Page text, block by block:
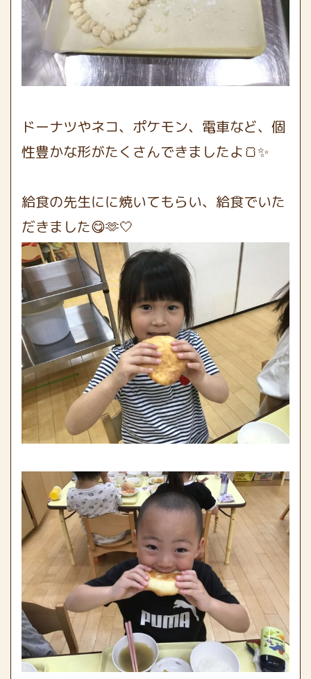
ドーナツやネコ、ポケモン、電車など、個
性豊かな形がたくさんできましたよ🍞✨
給食の先生にに焼いてもらい、給食でいた
だきました😋🫶🤍